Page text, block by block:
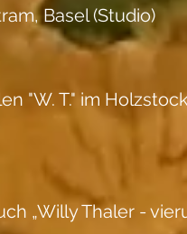
Basel (Studio)
"W. T." im
„Willy Thaler -